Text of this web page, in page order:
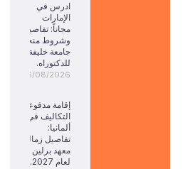
ادرس في
الإمارات
مجاناً: تفاصيل
وشروط منحة
جامعة خليفة
للدكتوراه.
06/08/2026
إقامة مدفوعة
التكاليف في
ألمانيا:
تفاصيل زمالة
معهد برلين
لعام 2027.